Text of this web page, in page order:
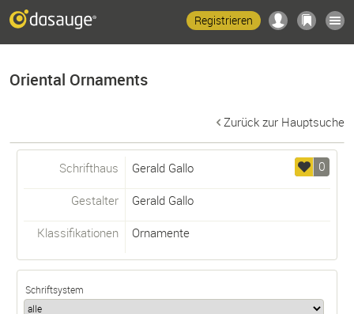
Registrieren
Oriental Ornaments
Zurück zur Hauptsuche
0
Schrifthaus Gerald Gallo
Gestalter Gerald Gallo
Klassifikationen Ornamente
Schriftsystem